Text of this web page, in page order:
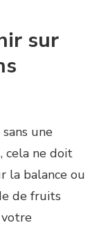
sur
une
cela ne doit
la balance ou
de fruits
votre